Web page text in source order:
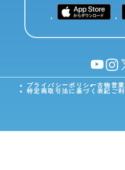
YouTubeinstagram
X
プライバシーポリシー古物営
特定商取引法に基づく表記 ご